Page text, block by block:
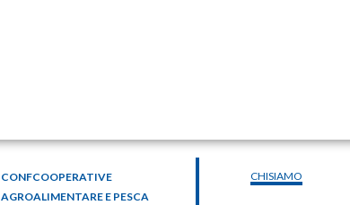
CONFCOOPERATIVE
AGROALIMENTARE E PESCA
CHISIAMO